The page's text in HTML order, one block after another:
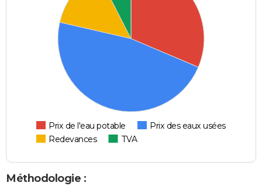
Prix de l'eau potable
Prix des eaux usées
Redevances
TVA
Méthodologie :